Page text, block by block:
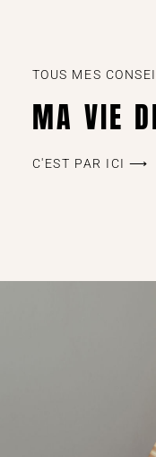
TOUS MES
MA VIE
C'EST PAR ICI ⟶